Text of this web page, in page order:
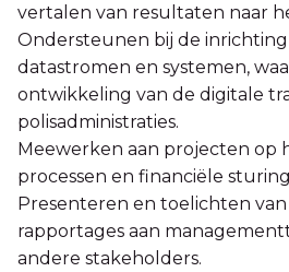
vertalen van resultaten naar
Ondersteunen bij de
datastromen en systemen,
ontwikkeling van de digitale
polisadministraties.
Meewerken aan projecten op
processen en financiële
Presenteren en toelichten van
rapportages aan
andere stakeholders.